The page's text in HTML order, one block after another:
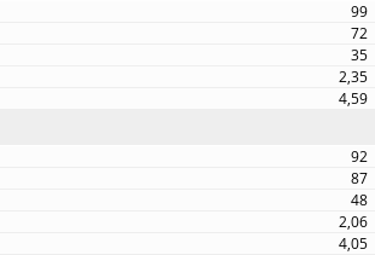
99
72
35
2,35
4,59
92
87
48
2,06
4,05